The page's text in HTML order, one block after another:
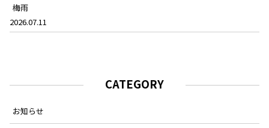
梅雨
2026.07.11
CATEGORY
お知らせ